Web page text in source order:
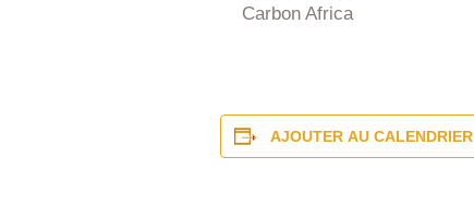
Carbon Africa
AJOUTER AU CALENDRIER